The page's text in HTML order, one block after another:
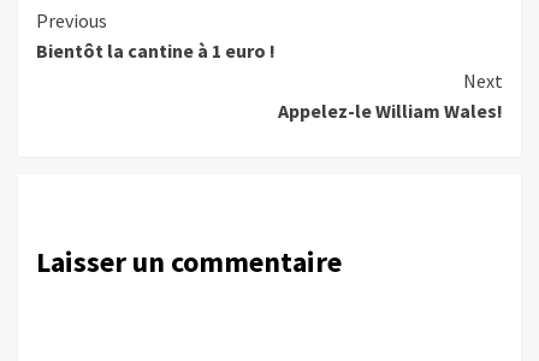
Continue
Reading
Previous
Bientôt la cantine à 1 euro !
Next
Appelez-le William Wales!
Laisser un commentaire